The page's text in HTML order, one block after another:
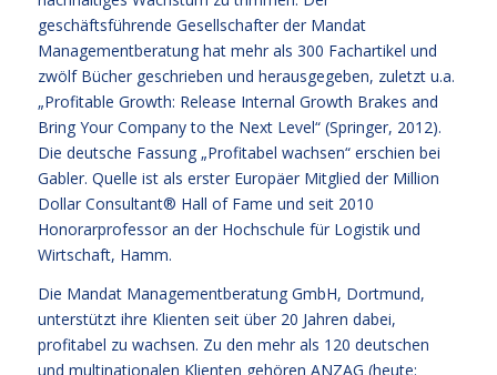
geschäftsführende Gesellschafter der Mandat
Managementberatung hat mehr als 300 Fachartikel und
zwölf Bücher geschrieben und herausgegeben, zuletzt u.a.
„Profitable Growth: Release Internal Growth Brakes and
Bring Your Company to the Next Level“ (Springer, 2012).
Die deutsche Fassung „Profitabel wachsen“ erschien bei
Gabler. Quelle ist als erster Europäer Mitglied der Million
Dollar Consultant® Hall of Fame und seit 2010
Honorarprofessor an der Hochschule für Logistik und
Wirtschaft, Hamm.
Die Mandat Managementberatung GmbH, Dortmund,
unterstützt ihre Klienten seit über 20 Jahren dabei,
profitabel zu wachsen. Zu den mehr als 120 deutschen
und multinationalen Klienten gehören ANZAG (heute: